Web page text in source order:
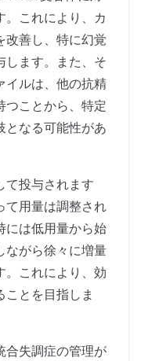
。これにより、カ
改善し、特に幻覚
します。また、そ
イルは、他の抗精
つことから、特定
となる可能性があ
て投与されます
て用量は調整され
には低用量から始
ながら徐々に増量
。これにより、効
とを目指しま
合失調症の管理が